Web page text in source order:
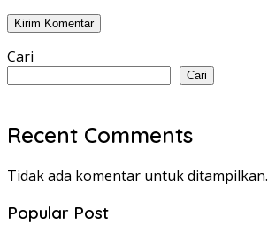
Cari
Cari
Recent Comments
Tidak ada komentar untuk ditampilkan.
Popular Post